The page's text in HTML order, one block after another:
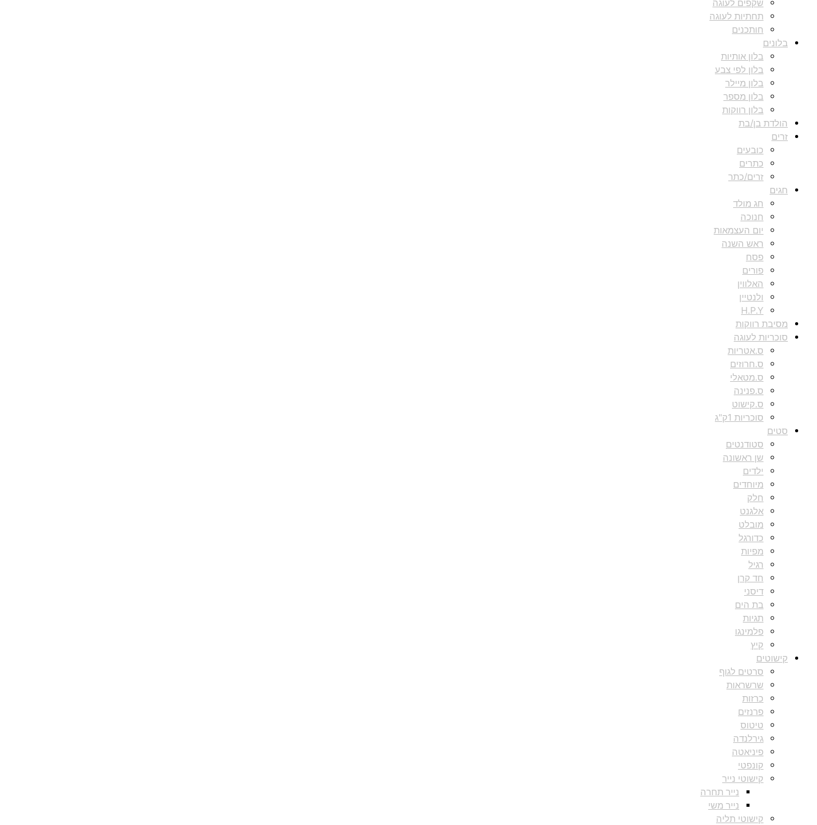
שקפים לעוגה
תחתיות לעוגה
חותכנים
בלונים
בלון אותיות
בלון לפי צבע
בלון מיילר
בלון מספר
בלון רווקות
הולדת בן/בת
זרים
כובעים
כתרים
זרים/כתר
חגים
חג מולד
חנוכה
יום העצמאות
ראש השנה
פסח
פורים
האלווין
ולנטיין
H.P.Y
מסיבת רווקות
סוכריות לעוגה
ס.אטריות
ס.חרוזים
ס.מטאלי
ס.פנינה
ס.קישוט
סוכריות 1ק"ג
סטים
סטודנטים
שן ראשונה
ילדים
מיוחדים
חלק
אלגנט
מובלט
כדורגל
מפיות
רגיל
חד קרן
דיסני
בת הים
תגיות
פלמינגו
קיץ
קישוטים
סרטים לגוף
שרשראות
כרזות
פרנזים
טיטוס
גירלנדה
פיניאטה
קונפטי
קישוטי נייר
נייר תחרה
נייר משי
קישוטי תליה